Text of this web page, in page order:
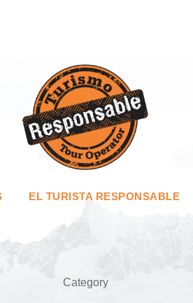
EL TURISTA RESPONSABLE
Category